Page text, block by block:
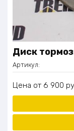
Диск
Артикул:
Цена 6 900